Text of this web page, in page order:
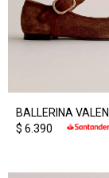
BALLERINA VALEN
$ 6.390